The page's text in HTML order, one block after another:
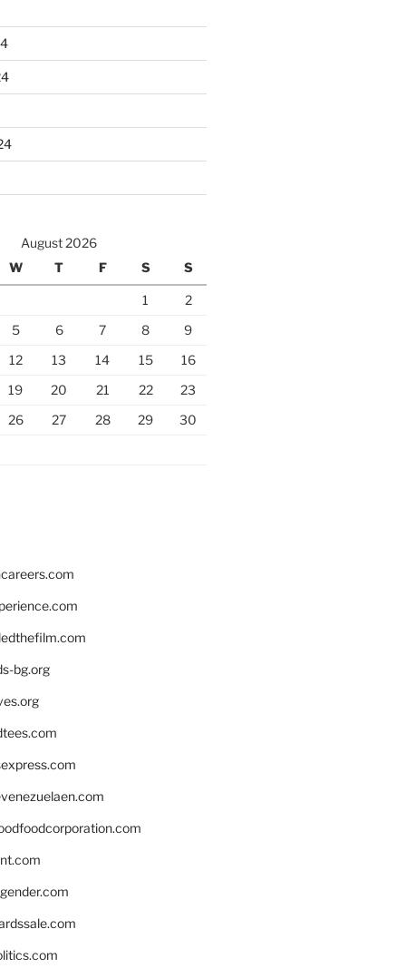
August 2026
W T F S S
1
2
5 6 7 8
9
12 13 14 15
16
19 20 21 22
23
26 27 28 29
30
bg.org